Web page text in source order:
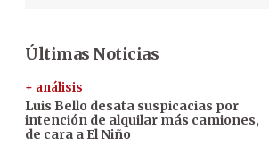
Últimas Noticias
+ análisis
Luis Bello desata suspicacias por
intención de alquilar más camiones,
de cara a El Niño